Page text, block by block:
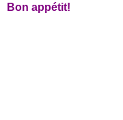
Bon appétit!